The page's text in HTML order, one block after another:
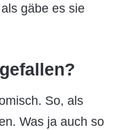
gäbe es sie
So, als
Was ja auch so